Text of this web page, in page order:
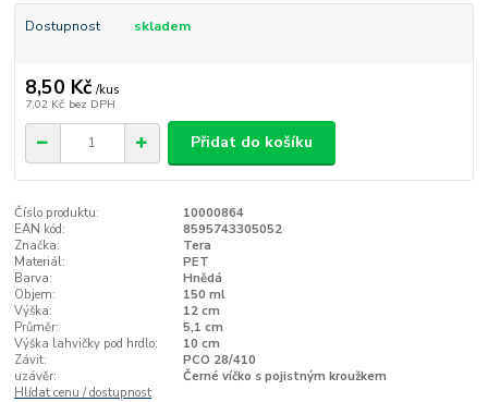
Dostupnost skladem
8,50 Kč /kus
7,02 Kč bez DPH
Přidat do košíku
Číslo produktu:
10000864
EAN kód:
8595743305052
Značka:
Tera
Materiál:
PET
Barva:
Hnědá
Objem:
150 ml
Výška:
12 cm
Průměr:
5,1 cm
Výška lahvičky pod hrdlo:
10 cm
Závit:
PCO 28/410
uzávěr:
Černé víčko s pojistným kroužkem
Hlídat cenu / dostupnost